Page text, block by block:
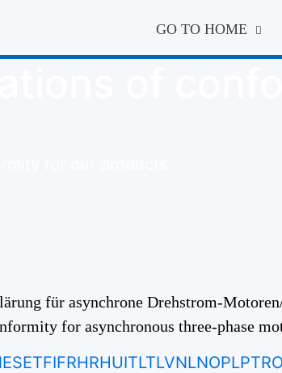
GO TO HOME
für asynchrone Drehstrom-
for asynchronous three-phase
ESETFIFRHRHUITLTLVNLNOPLPTRO